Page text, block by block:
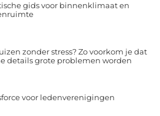
gids voor binnenklimaat en
zonder stress? Zo voorkom je dat
details grote problemen worden
voor ledenverenigingen